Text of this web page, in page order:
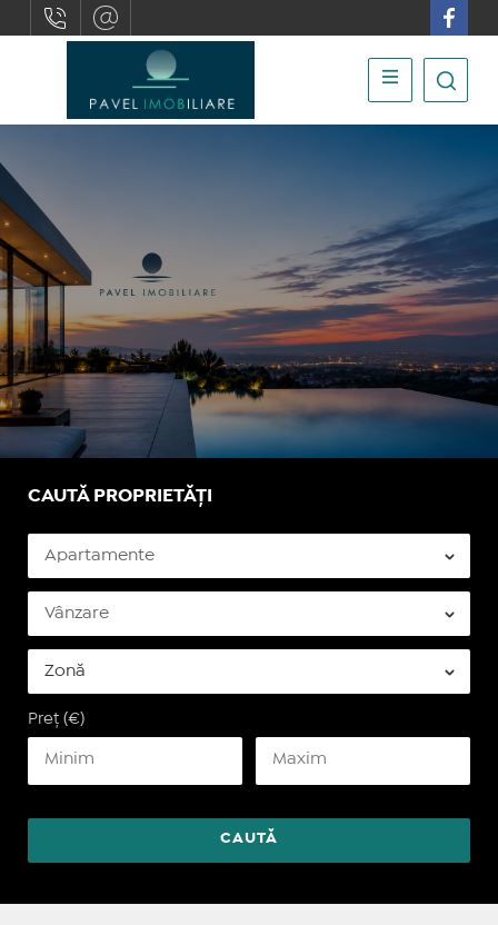
CAUTĂ PROPRIETĂȚI
Preț (€)